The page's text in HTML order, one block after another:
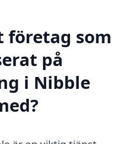
företag som
på
i Nibble